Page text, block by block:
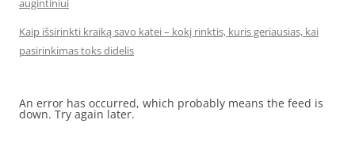
augintiniui
Kaip išsirinkti kraiką savo katei – kokį rinktis, kuris geriausias, kai
pasirinkimas toks didelis
An error has occurred, which probably means the feed is
down. Try again later.